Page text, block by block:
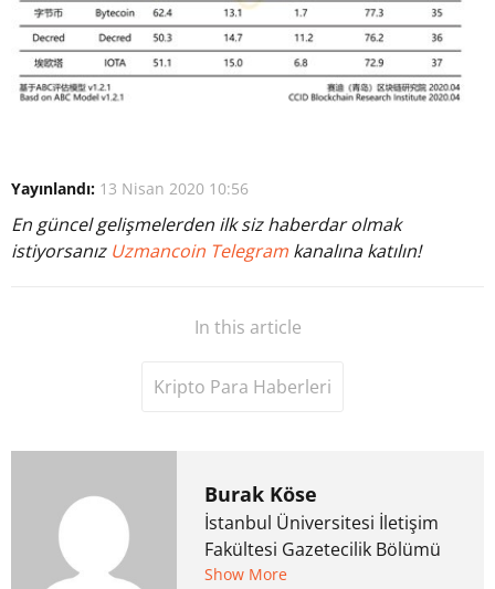
Yayınlandı: 13 Nisan 2020 10:56
En güncel gelişmelerden ilk siz haberdar olmak
istiyorsanız Uzmancoin Telegram kanalına katılın!
In this article
Kripto Para Haberleri
Burak Köse
İstanbul Üniversitesi İletişim
Fakültesi Gazetecilik Bölümü
mezunu. 6 yıl ana akım
Show More